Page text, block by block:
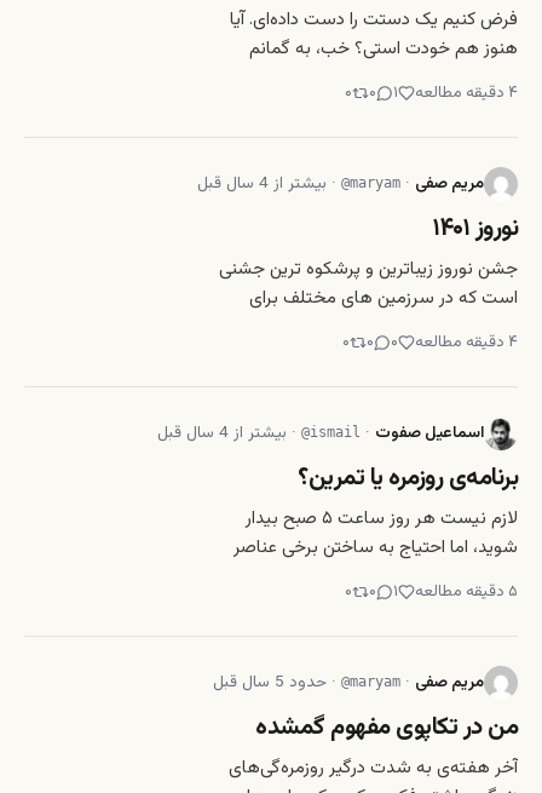
فرض کنیم یک دستت را دست داده‌ای. آیا
هنوز هم خودت استی؟ خب، به گمانم
جواب به این سوال خیلی شهودی است.
پس بیایید این آزمایش ذهنی را غلیظ‌تر
کنیم. اگر دو دستت را از دست بدهی،
دست‌ها و پاهایت را، نصف بدن، کل بدن.
آیا هنوز هم خودت خواهی بود؟ اگ
۴ دقیقه مطالعه ۱ ۰ ۰
مریم صفی ·
@maryam
· بیشتر از 4 سال قبل
نوروز ۱۴۰۱
جشن نوروز زیباترین و پرشکوه ترین جشنی
است که در سرزمین های مختلف برای
استقبال از بهار، زنده شدن دوباره طبیعت
و به شکرانه عبور از سختی های زمستان
تجلیل می‌گردد. نوروز برای مردم این
سرزمین‌ها پیام‌آور روزهای نو، انگیزه نو،
مسیری نو،&nbs
۴ دقیقه مطالعه ۰ ۰ ۰
اسماعیل صفوت ·
@ismail
· بیشتر از 4 سال قبل
برنامه‌ی روزمره یا تمرین؟
لازم نیست هر روز ساعت ۵ صبح بیدار
شوید، اما احتیاج به ساختن برخی عناصر
سازنده برای زندگی خود دارید. در جهانی که
همه‌چیز غیرقطعی است، جایی که اوضاع
به سرعت در حال تغییر است، جایی که
هرج و مرج حاکم است، چیزی که به آن
نیاز داریم ساده است. ما ب
۵ دقیقه مطالعه ۱ ۰ ۰
مریم صفی ·
@maryam
· حدود 5 سال قبل
من در تکاپوی مفهوم گمشده
آخر هفته‌ی به شدت درگیر روزمره‌گی‌های